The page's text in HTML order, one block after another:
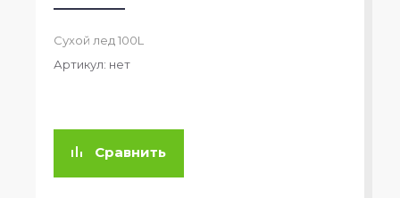
Сухой лед 100L
Артикул: нет
Сравнить